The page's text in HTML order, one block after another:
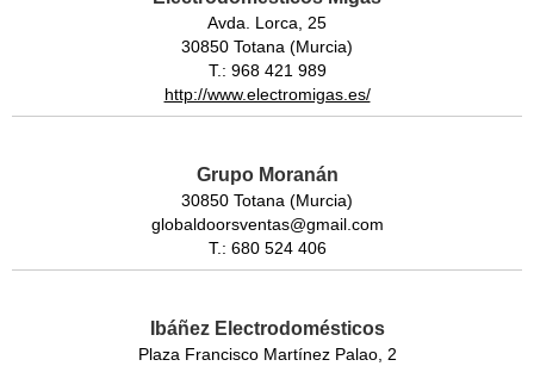
Avda. Lorca, 25
30850 Totana (Murcia)
T.: 968 421 989
http://www.electromigas.es/
Grupo Moranán
30850 Totana (Murcia)
globaldoorsventas@gmail.com
T.: 680 524 406
Ibáñez Electrodomésticos
Plaza Francisco Martínez Palao, 2